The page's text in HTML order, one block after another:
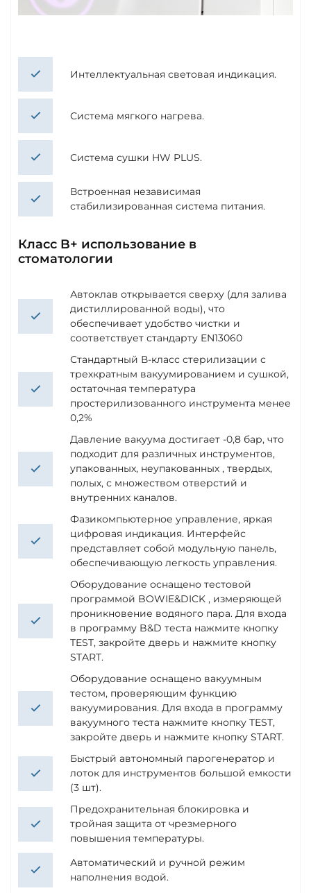
Интеллектуальная световая индикация.
Система мягкого нагрева.
Система сушки HW PLUS.
Встроенная независимая
стабилизированная система питания.
Класс B+ использование в
стоматологии
Автоклав открывается сверху (для залива
дистиллированной воды), что
обеспечивает удобство чистки и
соответствует стандарту EN13060
Стандартный В-класс стерилизации с
трехкратным вакуумированием и сушкой,
остаточная температура
простерилизованного инструмента менее
0,2%
Давление вакуума достигает -0,8 бар, что
подходит для различных инструментов,
упакованных, неупакованных , твердых,
полых, с множеством отверстий и
внутренних каналов.
Фазикомпьютерное управление, яркая
цифровая индикация. Интерфейс
представляет собой модульную панель,
обеспечивающую легкость управления.
Оборудование оснащено тестовой
программой BOWIE&DICK , измеряющей
проникновение водяного пара. Для входа
в программу B&D теста нажмите кнопку
TEST, закройте дверь и нажмите кнопку
START.
Оборудование оснащено вакуумным
тестом, проверяющим функцию
вакуумирования. Для входа в программу
вакуумного теста нажмите кнопку TEST,
закройте дверь и нажмите кнопку START.
Быстрый автономный парогенератор и
лоток для инструментов большой емкости
(3 шт).
Предохранительная блокировка и
тройная защита от чрезмерного
повышения температуры.
Автоматический и ручной режим
наполнения водой.